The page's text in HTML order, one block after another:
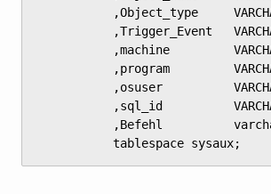
	       tablespace sysaux;